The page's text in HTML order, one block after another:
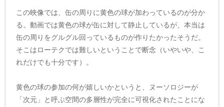
この映像では、缶の周りに黄色の球が加わっているのが分か
る。動画では黄色の球が缶に対して静止しているが、本当は
缶の周りをグルグル回っているものが作りたかったそうだ。
そこはローテクでは難しいということで断念（いやいや、こ
れだけでも十分です）。
黄色の球の参加の何が嬉しいかというと、ヌーソロジーが
「次元」と呼ぶ空間の多層性が完全に可視化されたことにな